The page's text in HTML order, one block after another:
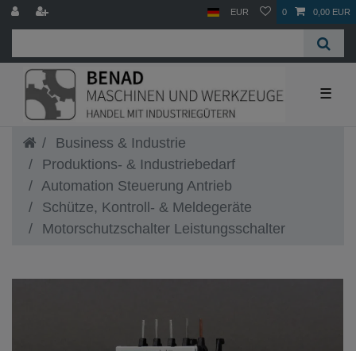
EUR 0 0,00 EUR
☰
Business & Industrie
Produktions- & Industriebedarf
Automation Steuerung Antrieb
Schütze, Kontroll- & Meldegeräte
Motorschutzschalter Leistungsschalter